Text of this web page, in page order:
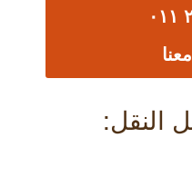
النقل: